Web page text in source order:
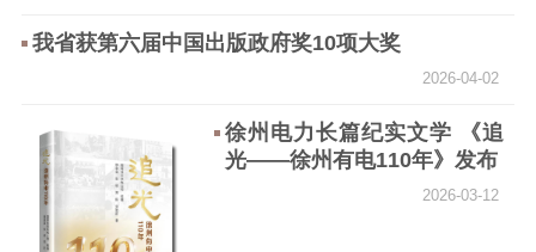
我省获第六届中国出版政府奖10项大奖
2026-04-02
徐州电力长篇纪实文学 《追
光——徐州有电110年》发布
2026-03-12